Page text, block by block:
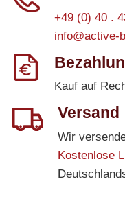
+49 (0) 40 .
info@active-
Kauf auf
Versand
Wir
Kostenlose